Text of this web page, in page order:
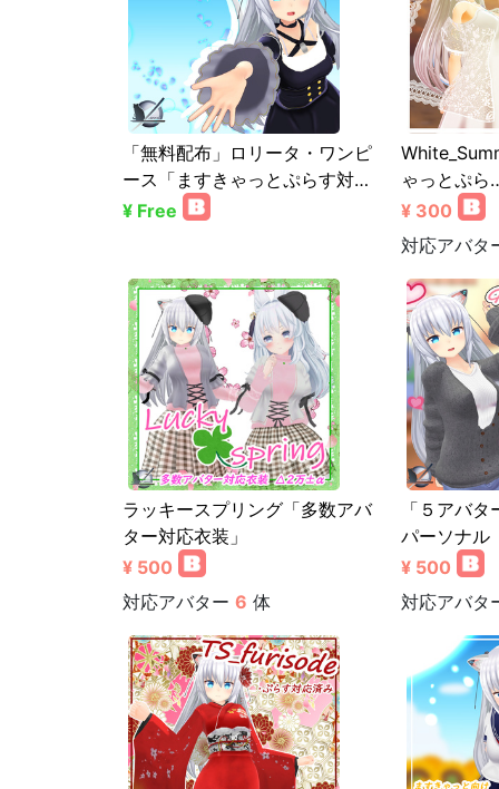
「無料配布」ロリータ・ワンピ
ース「ますきゃっとぷらす対…
¥ Free
ゃっとぷら
¥ 300
対応アバタ
ラッキースプリング「多数アバ
ター対応衣装」
¥ 500
対応アバター 6 体
「５アバ
パーソナル
¥ 500
対応アバタ